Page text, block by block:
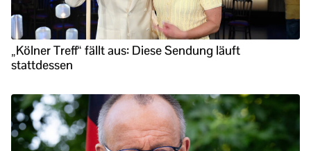
„Kölner Treff“ fällt aus: Diese Sendung läuft
stattdessen